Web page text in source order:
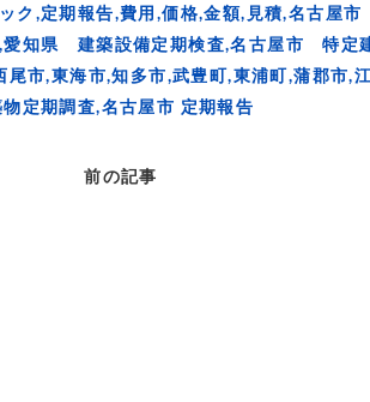
ク,定期報告,費用,価格,金額,見積,名古
愛知県 建築設備定期検査,名古屋市 特定
尾市,東海市,知多市,武豊町,東浦町,蒲郡市
定期調査,名古屋市 定期報告
前の記事